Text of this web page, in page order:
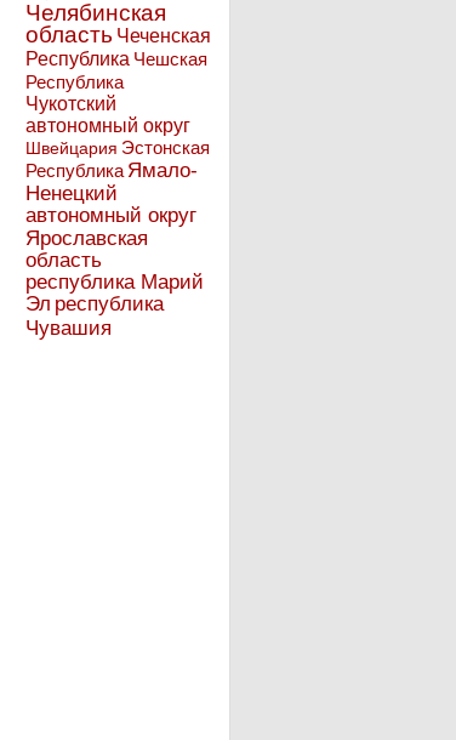
Челябинская
область Чеченская
Республика Чешская
Республика
Чукотский
автономный округ
Швейцария Эстонская
Республика Ямало-
Ненецкий
автономный округ
Ярославская
область
республика Марий
Эл республика
Чувашия